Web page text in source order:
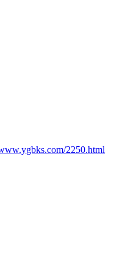
2250.html